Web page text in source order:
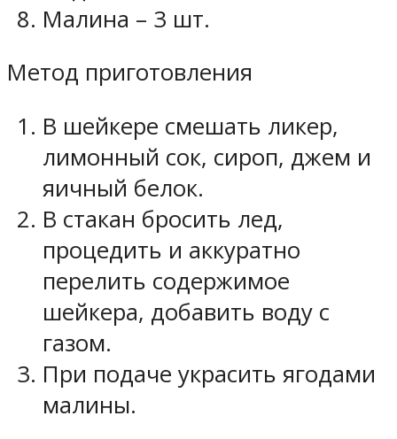
Малина – 3 шт.
Метод приготовления
В шейкере смешать ликер,
лимонный сок, сироп, джем и
яичный белок.
В стакан бросить лед,
процедить и аккуратно
перелить содержимое
шейкера, добавить воду с
газом.
При подаче украсить ягодами
малины.